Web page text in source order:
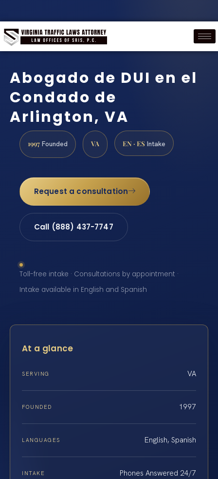
Abogado de DUI en el
Condado de
Arlington, VA
1997 Founded VA EN · ES Intake
Request a consultation
Call (888) 437-7747
Toll-free intake · Consultations by appointment ·
Intake available in English and Spanish
At a glance
SERVING VA
FOUNDED 1997
LANGUAGES English, Spanish
INTAKE Phones Answered 24/7